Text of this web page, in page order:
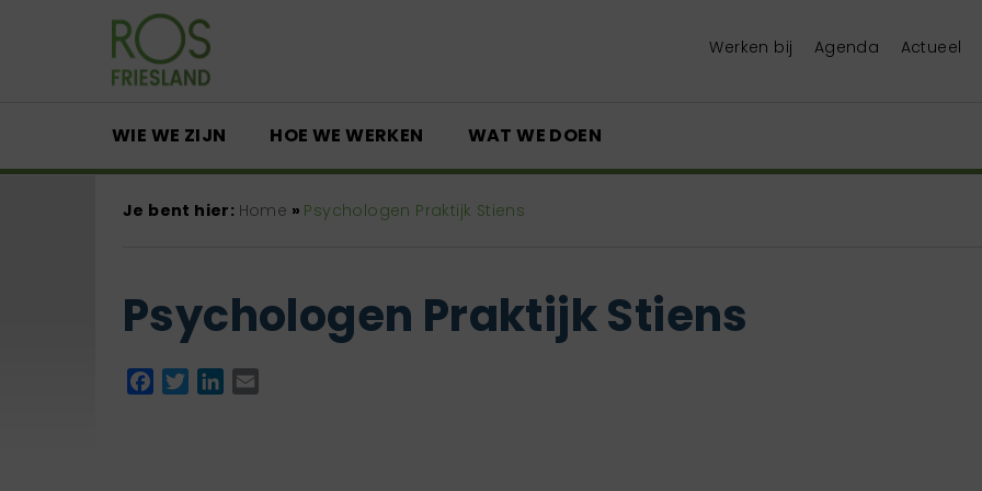
Werken bij Agenda Actueel
WIE WE ZIJN HOE WE WERKEN WAT WE DOEN
Je bent hier: Home » Psychologen Praktijk Stiens
Psychologen Praktijk Stiens
Facebook
TwitterLinkedIn